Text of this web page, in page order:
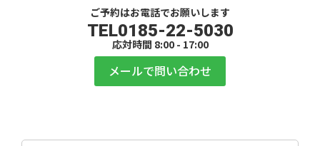
ご予約はお電話でお願いします
TEL0185-22-5030
応対時間 8:00 - 17:00
メールで問い合わせ